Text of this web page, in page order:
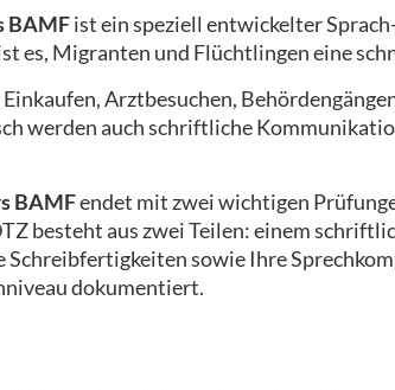
BAMFist ein speziell entwickelter
es, Migranten und Flüchtlingen eine
Arztbesuchen,
werden auch schriftliche
BAMFendet mit zwei wichtigen
besteht aus zwei Teilen: einem
sowie Ihre
dokumentiert.